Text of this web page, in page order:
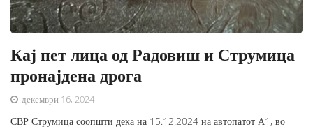
Кај пет лица од Радовиш и Струмица
пронајдена дрога
декември 16, 2024
СВР Струмица соопшти дека на 15.12.2024 на автопатот А1, во